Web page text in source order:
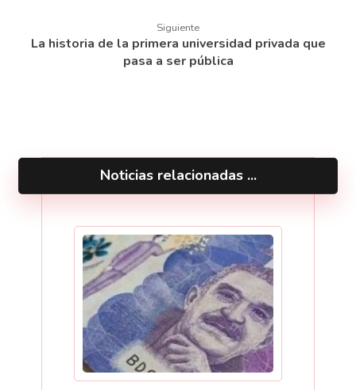
Siguiente
La historia de la primera universidad privada que
pasa a ser pública
Noticias relacionadas ...